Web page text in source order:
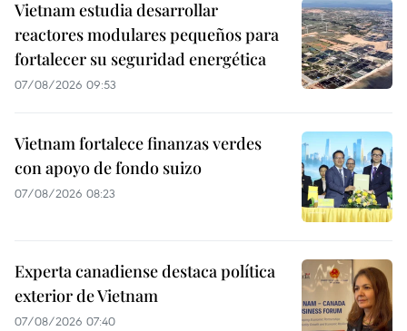
Vietnam estudia desarrollar
reactores modulares pequeños para
fortalecer su seguridad energética
07/08/2026 09:53
Vietnam fortalece finanzas verdes
con apoyo de fondo suizo
07/08/2026 08:23
Experta canadiense destaca política
exterior de Vietnam
07/08/2026 07:40